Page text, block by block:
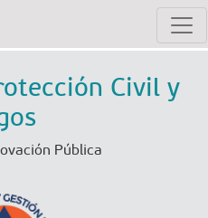
Civil y
Pública